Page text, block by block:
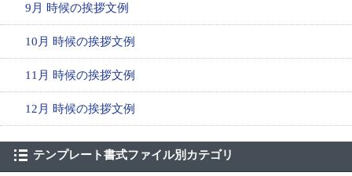
9月 時候の挨拶文例
10月 時候の挨拶文例
11月 時候の挨拶文例
12月 時候の挨拶文例
テンプレート書式ファイル別カテゴリ